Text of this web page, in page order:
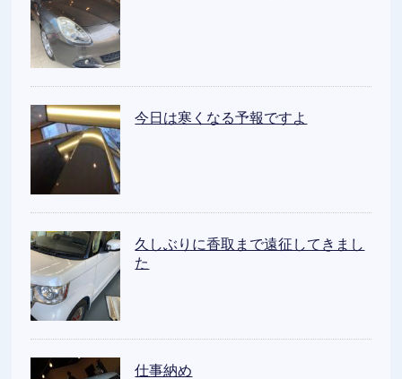
今日は寒くなる予報ですよ
久しぶりに香取まで遠征してきまし
た
仕事納め